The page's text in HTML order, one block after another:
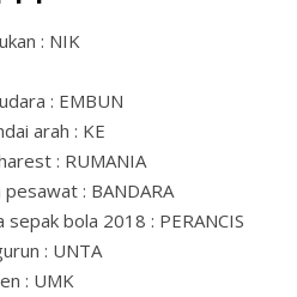
: NIK
: EMBUN
arah : KE
: RUMANIA
: BANDARA
bola 2018 : PERANCIS
: UNTA
: UMK